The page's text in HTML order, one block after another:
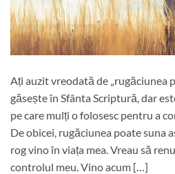
Ați auzit vreodată de „rugăciunea
găsește în Sfânta Scriptură, dar
pe care mulți o folosesc pentru a
De obicei, rugăciunea poate suna
rog vino în viața mea. Vreau să
controlul meu. Vino acum […]